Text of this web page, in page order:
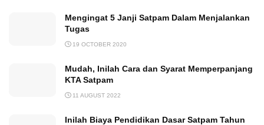
Mengingat 5 Janji Satpam Dalam Menjalankan
Tugas
19 OCTOBER 2020
Mudah, Inilah Cara dan Syarat Memperpanjang
KTA Satpam
11 AUGUST 2022
Inilah Biaya Pendidikan Dasar Satpam Tahun